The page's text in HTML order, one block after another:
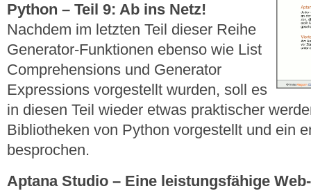
Python – Teil 9: Ab ins Netz!
Nachdem im letzten Teil dieser Reihe
Generator-Funktionen ebenso wie List
Comprehensions und Generator
Expressions vorgestellt wurden, soll es
in diesen Teil wieder etwas praktischer
Bibliotheken von Python vorgestellt und ein
besprochen.
Aptana Studio – Eine leistungsfähige